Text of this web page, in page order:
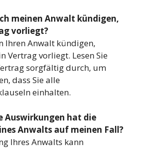
meinen Anwalt kündigen,
vorliegt?
Ihren Anwalt kündigen,
Vertrag vorliegt. Lesen Sie
sorgfältig durch, um
dass Sie alle
einhalten.
Auswirkungen hat die
Anwalts auf meinen Fall?
Ihres Anwalts kann